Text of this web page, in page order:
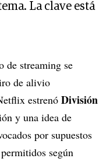
La clave está
de streaming se
de alivio
estrenó División
y una idea de
por supuestos
según